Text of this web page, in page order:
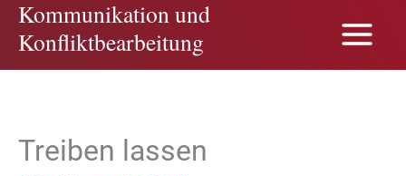
Zum
Inhalt
springen
Kommunikation und
Konfliktbearbeitung
Treiben lassen